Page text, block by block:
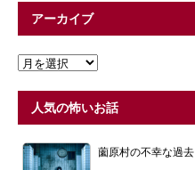
アーカイブ
人気の怖いお話
薗原村の不幸な過去